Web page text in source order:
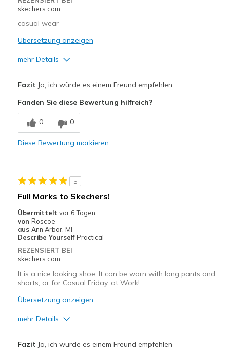
skechers.com
casual wear
Übersetzung anzeigen
mehr Details
Stylish
Geeignete Verwendung
Casual Wear
Travel
Width
Sizing
View On Shoes
Shoes are for Wearing
Fazit Ja, ich würde es einem Freund empfehlen
Fanden Sie diese Bewertung hilfreich?
0 0
Diese Bewertung markieren
5
Full Marks to Skechers!
Übermittelt vor 6 Tagen
von Roscoe
aus Ann Arbor, MI
Describe Yourself Practical
REZENSIERT BEI
skechers.com
It is a nice looking shoe. It can be worn with long pants and
shorts, or for Casual Friday, at Work!
Übersetzung anzeigen
mehr Details
Fazit Ja, ich würde es einem Freund empfehlen